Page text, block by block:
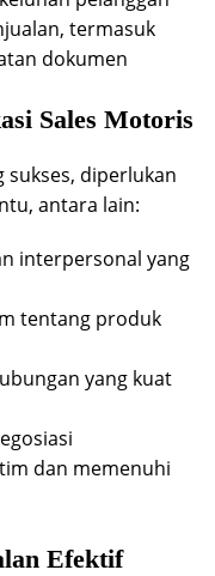
termasuk
dokumen
Sales Motoris
diperlukan
antara lain:
interpersonal yang
tentang produk
yang kuat
dan memenuhi
Efektif